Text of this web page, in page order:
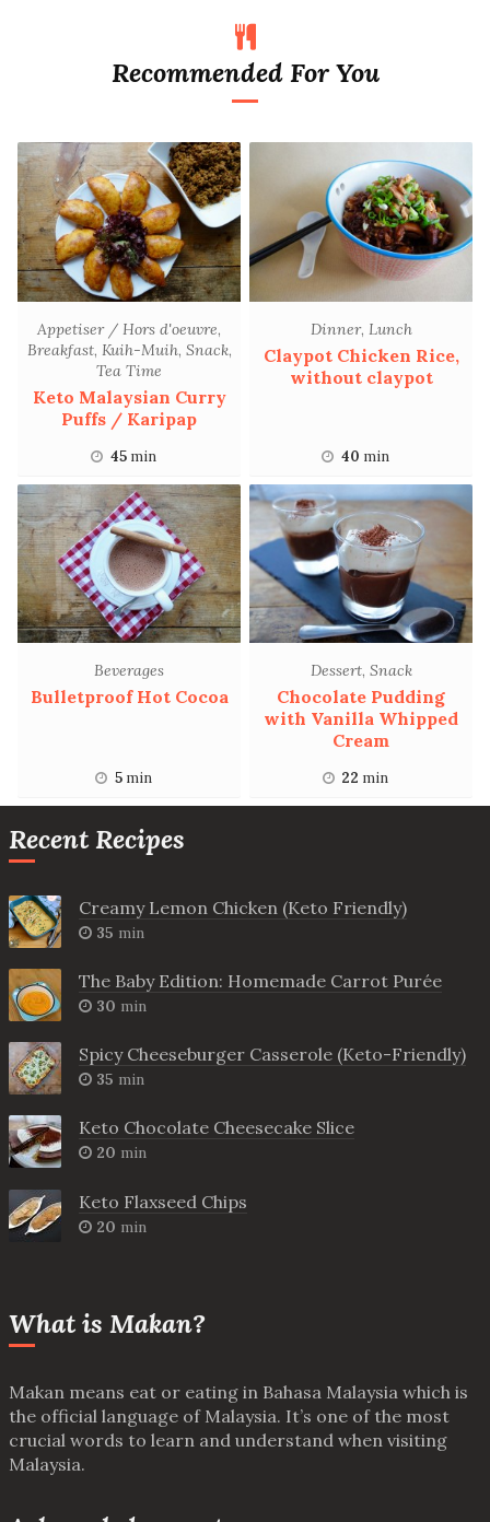
Recommended For You
Appetiser / Hors d'oeuvre,
Breakfast, Kuih-Muih, Snack,
Tea Time
Keto Malaysian Curry
Puffs / Karipap
45min
Dinner, Lunch
Claypot Chicken Rice,
without claypot
40 min
Beverages
Bulletproof Hot Cocoa
5min
Dessert, Snack
Chocolate Pudding
with Vanilla Whipped
Cream
22 min
Recent Recipes
Creamy Lemon Chicken (Keto Friendly)
35 min
The Baby Edition: Homemade Carrot Purée
30 min
Spicy Cheeseburger Casserole (Keto-Friendly)
35 min
Keto Chocolate Cheesecake Slice
20 min
Keto Flaxseed Chips
20 min
What is Makan?
Makan means eat or eating in Bahasa Malaysia which is
the official language of Malaysia. It’s one of the most
crucial words to learn and understand when visiting
Malaysia.